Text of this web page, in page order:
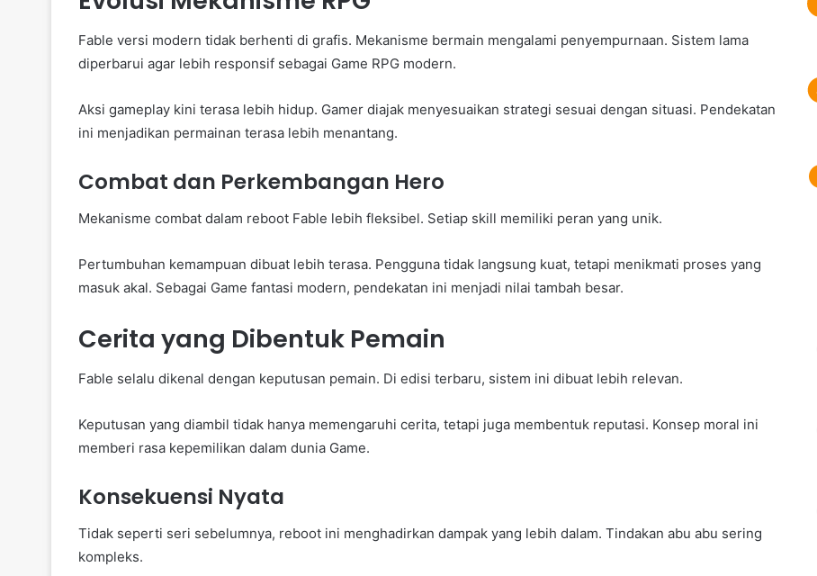
Fable versi modern tidak berhenti di grafis. Mekanisme bermain mengalami penyempurnaan. Sistem lama
diperbarui agar lebih responsif sebagai Game RPG modern.
Aksi gameplay kini terasa lebih hidup. Gamer diajak menyesuaikan strategi sesuai dengan situasi. Pendekatan
ini menjadikan permainan terasa lebih menantang.
Combat dan Perkembangan Hero
Mekanisme combat dalam reboot Fable lebih fleksibel. Setiap skill memiliki peran yang unik.
Pertumbuhan kemampuan dibuat lebih terasa. Pengguna tidak langsung kuat, tetapi menikmati proses yang
masuk akal. Sebagai Game fantasi modern, pendekatan ini menjadi nilai tambah besar.
Cerita yang Dibentuk Pemain
Fable selalu dikenal dengan keputusan pemain. Di edisi terbaru, sistem ini dibuat lebih relevan.
Keputusan yang diambil tidak hanya memengaruhi cerita, tetapi juga membentuk reputasi. Konsep moral ini
memberi rasa kepemilikan dalam dunia Game.
Konsekuensi Nyata
Tidak seperti seri sebelumnya, reboot ini menghadirkan dampak yang lebih dalam. Tindakan abu abu sering
kompleks.